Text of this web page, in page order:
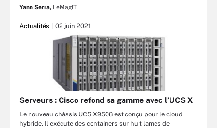
Yann Serra, LeMagIT
Actualités 02 juin 2021
Serveurs : Cisco refond sa gamme avec l’UCS X
Le nouveau châssis UCS X9508 est conçu pour le cloud
hybride. Il exécute des containers sur huit lames de